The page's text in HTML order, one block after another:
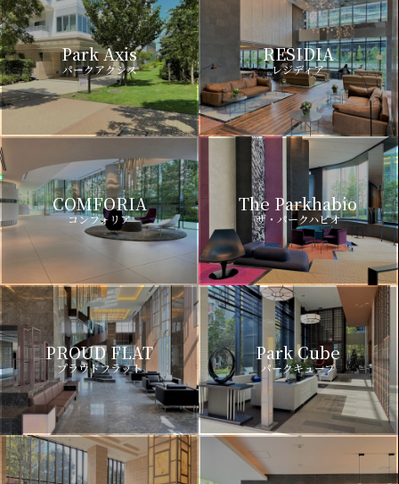
Park Axis
パークアクシス
RESIDIA
レジディア
COMFORIA
コンフォリア
The Parkhabio
ザ・パークハビオ
PROUD FLAT
プラウドフラット
Park Cube
パークキューブ